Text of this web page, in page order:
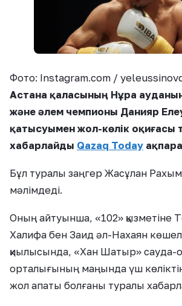
Фото: Instagram.com /
Астана қаласының Нұра
және әлем чемпионы Данияр
қатысуымен жол-көлік оқиғасы
хабарлайды Qazaq Today
Бұл туралы заңгер Жасұлан
мәлімдеді.
Оның айтуынша, «102» қызметіне
Халифа бен Заид әл-Нахаян
қиылысында, «Хан Шатыр» сауда-
орталығының маңында үш
жол апаты болғаны туралы